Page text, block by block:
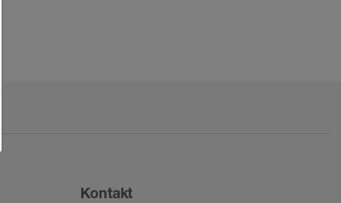
Kontakt